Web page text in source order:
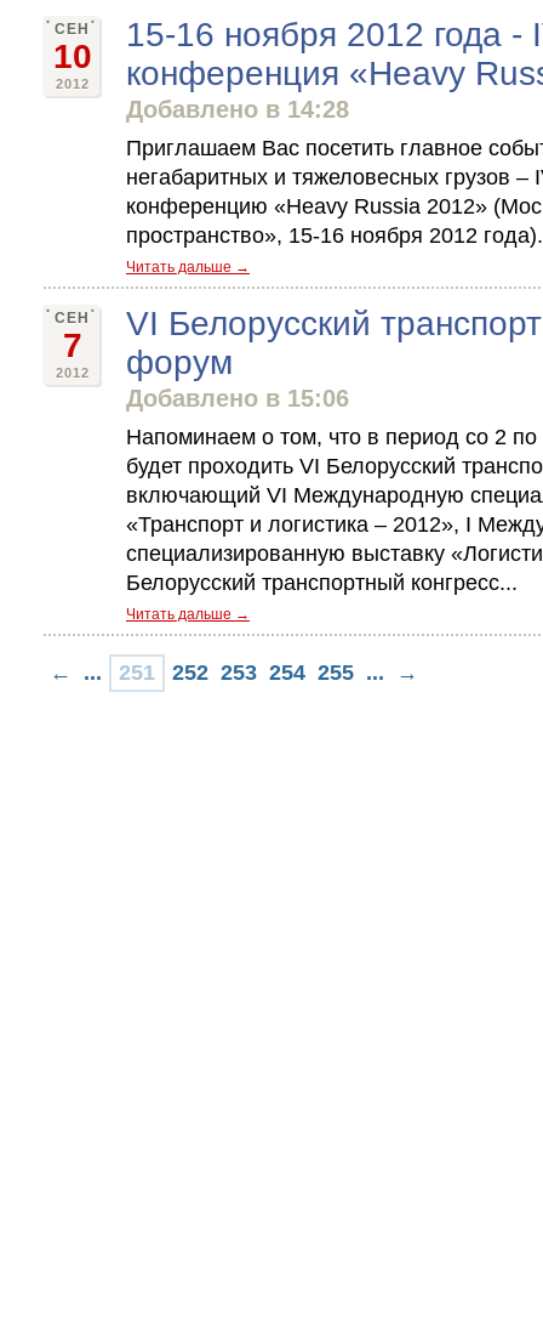
СЕН
10
2012
15-16 ноября 2012 года
конференция «Heavy
Добавлено в 14:28
Приглашаем Вас посетить главное
негабаритных и тяжеловесных грузов
конференцию «Heavy Russia 2012»
пространство», 15-16 ноября 2012
Читать дальше →
СЕН
7
2012
VI Белорусский
форум
Добавлено в 15:06
Напоминаем о том, что в период со 2 по
будет проходить VI Белорусский
включающий VI Международную
«Транспорт и логистика – 2012», I
специализированную выставку
Белорусский транспортный конгресс...
Читать дальше →
← ... 251 252 253 254 255 ... →